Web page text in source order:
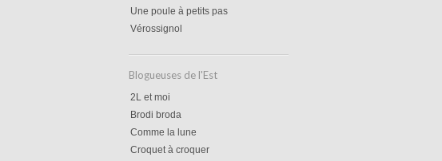
Une poule à petits pas
Vérossignol
Blogueuses de l'Est
2L et moi
Brodi broda
Comme la lune
Croquet à croquer